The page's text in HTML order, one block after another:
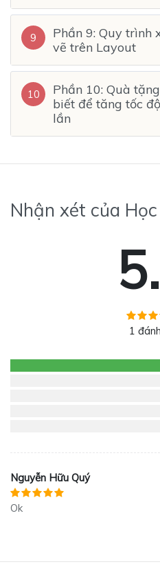
9
Phần 9: Quy trình
vẽ trên Layout
10
Phần 10: Quà
biết để tăng tốc
lần
Nhận xét của
1
Nguyễn Hữu Quý
Ok